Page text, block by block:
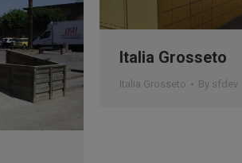
Italia Grosseto
Italia Grosseto By sfdev